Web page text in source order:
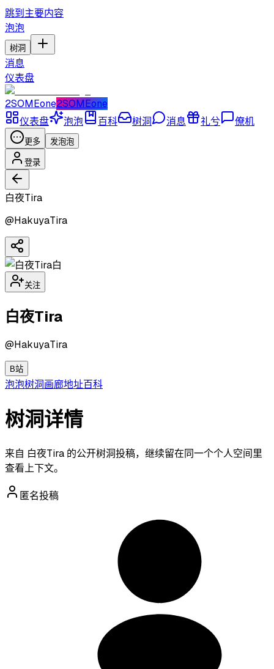
跳到主要内容
泡泡
树洞
消息
仪表盘
2SOMEone2SOMEone
仪表盘
泡泡 百科 树洞 消息 礼兮 僚机
更多 发泡泡
登录
白夜Tira
@HakuyaTira
白
关注
白夜Tira
@HakuyaTira
B站
泡泡树洞画廊地址百科
树洞详情
来自 白夜Tira 的公开树洞投稿，继续留在同一个个人空间里
查看上下文。
匿名投稿